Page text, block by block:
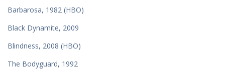
Barbarosa, 1982 (HBO)
Black Dynamite, 2009
Blindness, 2008 (HBO)
The Bodyguard, 1992